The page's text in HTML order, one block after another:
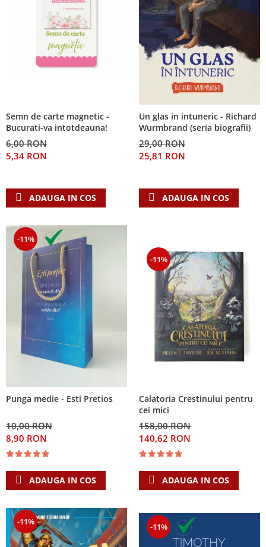
Semn de carte magnetic -
Bucurati-va intotdeauna!
6,00 RON
5,34 RON
ADAUGA IN COS
Un glas in intuneric - Richard
Wurmbrand (seria biografii)
29,00 RON
25,81 RON
ADAUGA IN COS
-11%
Punga medie - Esti Pretios
10,00 RON
8,90 RON
ADAUGA IN COS
-11%
Calatoria Crestinului pentru
cei mici
158,00 RON
140,62 RON
ADAUGA IN COS
-11% -11%